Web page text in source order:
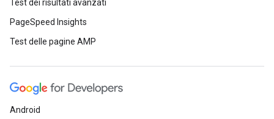
Test dei risultati avanzati
PageSpeed Insights
Test delle pagine AMP
Android